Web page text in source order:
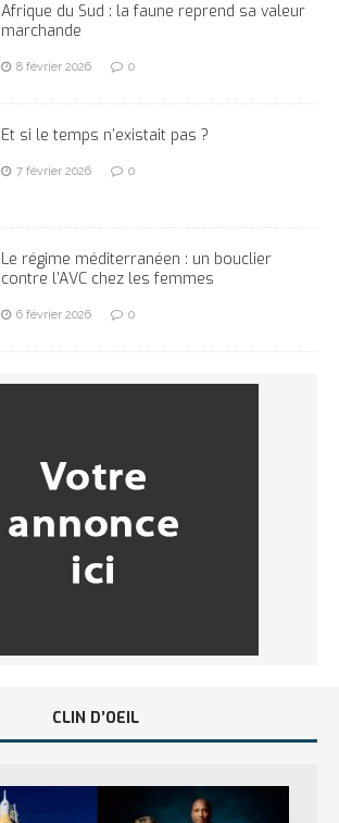
Afrique du Sud : la faune reprend sa valeur
marchande
8 février 2026 0
Et si le temps n’existait pas ?
7 février 2026 0
Le régime méditerranéen : un bouclier
contre l’AVC chez les femmes
6 février 2026 0
CLIN D’OEIL